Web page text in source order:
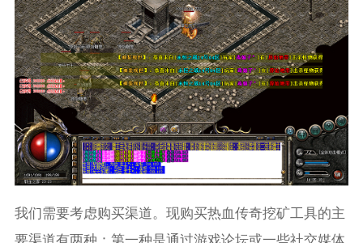
我们需要考虑购买渠道。现购买热血传奇挖矿工具的主